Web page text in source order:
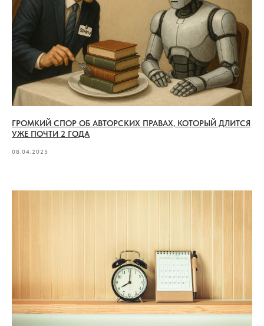
ГРОМКИЙ СПОР ОБ АВТОРСКИХ ПРАВАХ, КОТОРЫЙ ДЛИТСЯ
УЖЕ ПОЧТИ 2 ГОДА
08.04.2025